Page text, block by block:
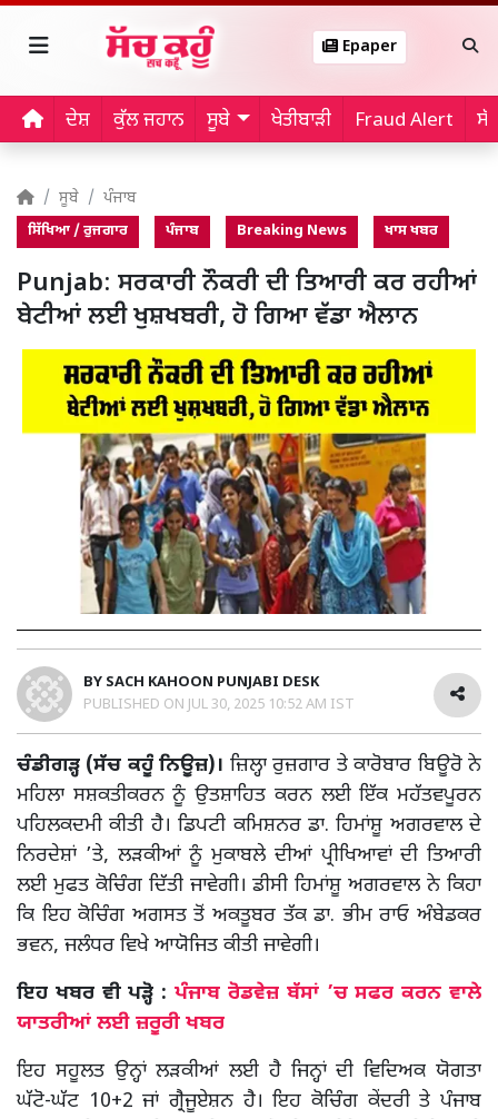
Epaper
ਦੇਸ਼ ਕੁੱਲ ਜਹਾਨ ਸੂਬੇ ਖੇਤੀਬਾੜੀ Fraud Alert
ਸੂਬੇ ਪੰਜਾਬ
ਸਿੱਖਿਆ / ਰੁਜਗਾਰ ਪੰਜਾਬ Breaking News ਖਾਸ ਖਬਰ
Punjab: ਸਰਕਾਰੀ ਨੌਕਰੀ ਦੀ ਤਿਆਰੀ ਕਰ ਰਹੀਆਂ
ਬੇਟੀਆਂ ਲਈ ਖੁਸ਼ਖਬਰੀ, ਹੋ ਗਿਆ ਵੱਡਾ ਐਲਾਨ
BY SACH KAHOON PUNJABI DESK
PUBLISHED ON JUL 30, 2025 10:52 AM IST
ਚੰਡੀਗੜ੍ਹ (ਸੱਚ ਕਹੂੰ ਨਿਊਜ਼)। ਜ਼ਿਲ੍ਹਾ ਰੁਜ਼ਗਾਰ ਤੇ ਕਾਰੋਬਾਰ ਬਿਊਰੋ ਨੇ
ਮਹਿਲਾ ਸਸ਼ਕਤੀਕਰਨ ਨੂੰ ਉਤਸ਼ਾਹਿਤ ਕਰਨ ਲਈ ਇੱਕ ਮਹੱਤਵਪੂਰਨ
ਪਹਿਲਕਦਮੀ ਕੀਤੀ ਹੈ। ਡਿਪਟੀ ਕਮਿਸ਼ਨਰ ਡਾ. ਹਿਮਾਂਸ਼ੂ ਅਗਰਵਾਲ ਦੇ
ਨਿਰਦੇਸ਼ਾਂ ’ਤੇ, ਲੜਕੀਆਂ ਨੂੰ ਮੁਕਾਬਲੇ ਦੀਆਂ ਪ੍ਰੀਖਿਆਵਾਂ ਦੀ ਤਿਆਰੀ
ਲਈ ਮੁਫਤ ਕੋਚਿੰਗ ਦਿੱਤੀ ਜਾਵੇਗੀ। ਡੀਸੀ ਹਿਮਾਂਸ਼ੂ ਅਗਰਵਾਲ ਨੇ ਕਿਹਾ
ਕਿ ਇਹ ਕੋਚਿੰਗ ਅਗਸਤ ਤੋਂ ਅਕਤੂਬਰ ਤੱਕ ਡਾ. ਭੀਮ ਰਾਓ ਅੰਬੇਡਕਰ
ਭਵਨ, ਜਲੰਧਰ ਵਿਖੇ ਆਯੋਜਿਤ ਕੀਤੀ ਜਾਵੇਗੀ।
ਇਹ ਖਬਰ ਵੀ ਪੜ੍ਹੋ : ਪੰਜਾਬ ਰੋਡਵੇਜ਼ ਬੱਸਾਂ ’ਚ ਸਫਰ ਕਰਨ ਵਾਲੇ
ਯਾਤਰੀਆਂ ਲਈ ਜ਼ਰੂਰੀ ਖਬਰ
ਇਹ ਸਹੂਲਤ ਉਨ੍ਹਾਂ ਲੜਕੀਆਂ ਲਈ ਹੈ ਜਿਨ੍ਹਾਂ ਦੀ ਵਿਦਿਅਕ ਯੋਗਤਾ
ਘੱਟੋ-ਘੱਟ 10+2 ਜਾਂ ਗ੍ਰੈਜੂਏਸ਼ਨ ਹੈ। ਇਹ ਕੋਚਿੰਗ ਕੇਂਦਰੀ ਤੇ ਪੰਜਾਬ